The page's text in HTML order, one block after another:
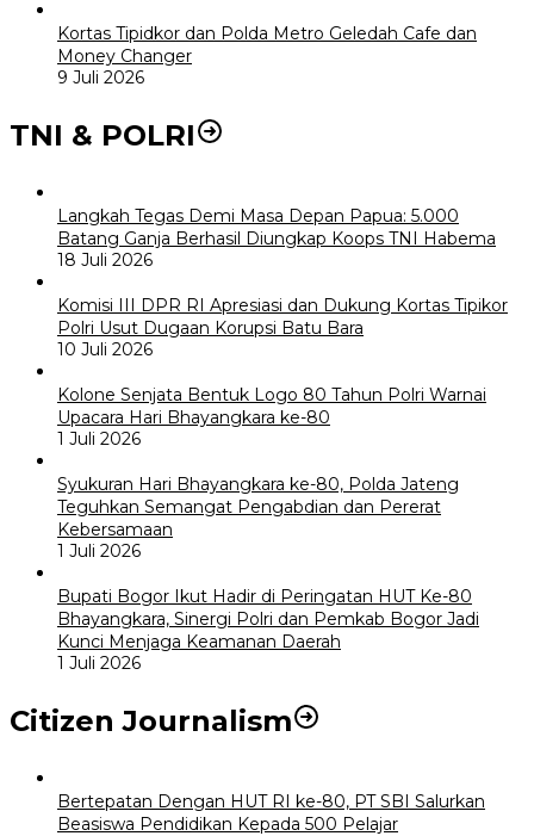
Kortas Tipidkor dan Polda Metro Geledah Cafe dan
Money Changer
9 Juli 2026
TNI & POLRI
Langkah Tegas Demi Masa Depan Papua: 5.000
Batang Ganja Berhasil Diungkap Koops TNI Habema
18 Juli 2026
Komisi III DPR RI Apresiasi dan Dukung Kortas Tipikor
Polri Usut Dugaan Korupsi Batu Bara
10 Juli 2026
Kolone Senjata Bentuk Logo 80 Tahun Polri Warnai
Upacara Hari Bhayangkara ke-80
1 Juli 2026
Syukuran Hari Bhayangkara ke-80, Polda Jateng
Teguhkan Semangat Pengabdian dan Pererat
Kebersamaan
1 Juli 2026
Bupati Bogor Ikut Hadir di Peringatan HUT Ke-80
Bhayangkara, Sinergi Polri dan Pemkab Bogor Jadi
Kunci Menjaga Keamanan Daerah
1 Juli 2026
Citizen Journalism
Bertepatan Dengan HUT RI ke-80, PT SBI Salurkan
Beasiswa Pendidikan Kepada 500 Pelajar